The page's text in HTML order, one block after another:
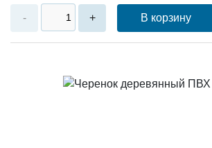
- + В корзину